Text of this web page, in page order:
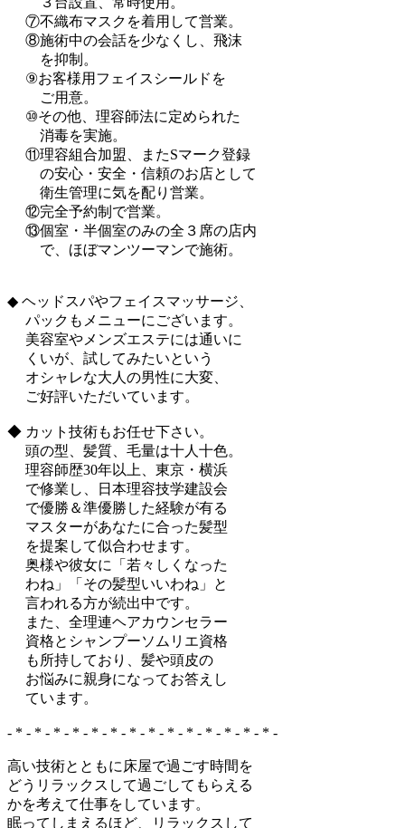
⑦不織布マスクを着用して営業。
⑧施術中の会話を少なくし、飛沫
を抑制。
⑨お客様用フェイスシールドを
ご用意。
⑩その他、理容師法に定められた
消毒を実施。
⑪理容組合加盟、またSマーク登録
の安心・安全・信頼のお店として
衛生管理に気を配り営業。
⑫完全予約制で営業。
⑬個室・半個室のみの全３席の店内
で、ほぼマンツーマンで施術。
◆ ヘッドスパやフェイスマッサージ、
パックもメニューにございます。
美容室やメンズエステには通いに
くいが、試してみたいという
オシャレな大人の男性に大変、
ご好評いただいています。
◆ カット技術もお任せ下さい。
頭の型、髪質、毛量は十人十色。
理容師歴30年以上、東京・横浜
で修業し、日本理容技学建設会
で優勝＆準優勝した経験が有る
マスターがあなたに合った髪型
を提案して似合わせます。
奥様や彼女に「若々しくなった
わね」「その髪型いいわね」と
言われる方が続出中です。
また、全理連ヘアカウンセラー
資格とシャンプーソムリエ資格
も所持しており、髪や頭皮の
お悩みに親身になってお答えし
ています。
- * - * - * - * - * - * - * - * - * - * - * - * - * - * -
高い技術とともに床屋で過ごす時間を
どうリラックスして過ごしてもらえる
かを考えて仕事をしています。
眠ってしまえるほど、リラックスして